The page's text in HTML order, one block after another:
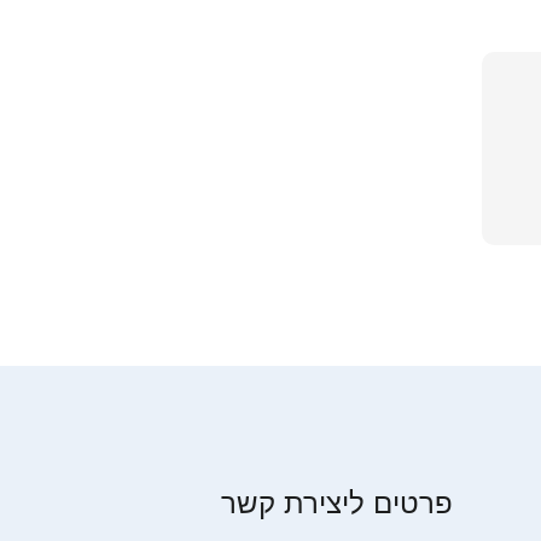
פרטים ליצירת קשר